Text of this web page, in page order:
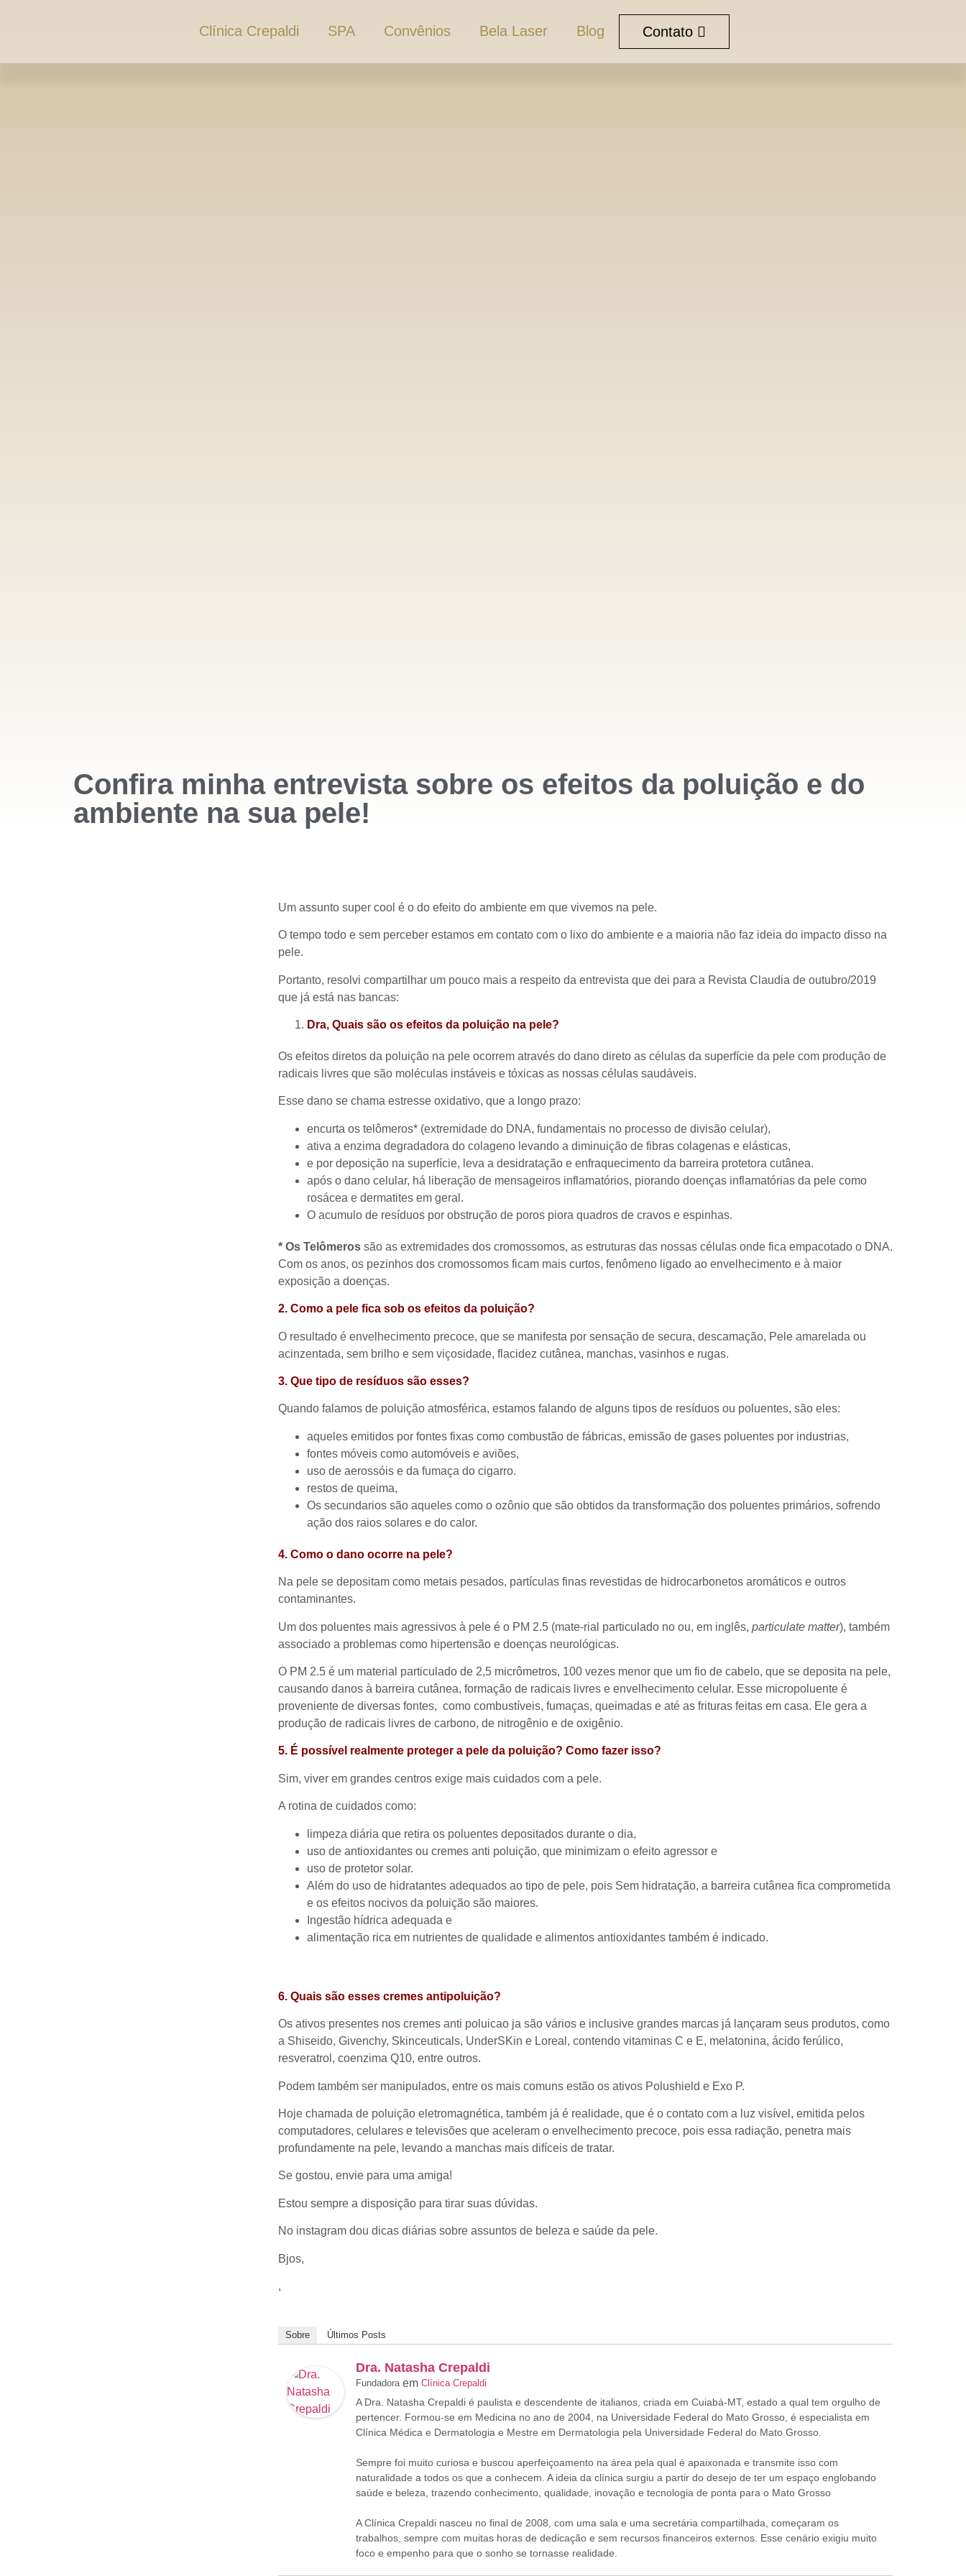
Clínica Crepaldi SPA Convênios Bela Laser Blog Contato
Confira minha entrevista sobre os efeitos da poluição e do
ambiente na sua pele!
Um assunto super cool é o do efeito do ambiente em que vivemos na pele.
O tempo todo e sem perceber estamos em contato com o lixo do ambiente e a maioria não faz ideia do impacto disso na
pele.
Portanto, resolvi compartilhar um pouco mais a respeito da entrevista que dei para a Revista Claudia de outubro/2019
que já está nas bancas:
Dra, Quais são os efeitos da poluição na pele?
Os efeitos diretos da poluição na pele ocorrem através do dano direto as células da superfície da pele com produção de
radicais livres que são moléculas instáveis e tóxicas as nossas células saudáveis.
Esse dano se chama estresse oxidativo, que a longo prazo:
encurta os telômeros* (extremidade do DNA, fundamentais no processo de divisão celular),
ativa a enzima degradadora do colageno levando a diminuição de fibras colagenas e elásticas,
e por deposição na superfície, leva a desidratação e enfraquecimento da barreira protetora cutânea.
após o dano celular, há liberação de mensageiros inflamatórios, piorando doenças inflamatórias da pele como
rosácea e dermatites em geral.
O acumulo de resíduos por obstrução de poros piora quadros de cravos e espinhas.
* Os Telômeros são as extremidades dos cromossomos, as estruturas das nossas células onde fica empacotado o DNA.
Com os anos, os pezinhos dos cromossomos ficam mais curtos, fenômeno ligado ao envelhecimento e à maior
exposição a doenças.
2. Como a pele fica sob os efeitos da poluição?
O resultado é envelhecimento precoce, que se manifesta por sensação de secura, descamação, Pele amarelada ou
acinzentada, sem brilho e sem viçosidade, flacidez cutânea, manchas, vasinhos e rugas.
3. Que tipo de resíduos são esses?
Quando falamos de poluição atmosférica, estamos falando de alguns tipos de resíduos ou poluentes, são eles:
aqueles emitidos por fontes fixas como combustão de fábricas, emissão de gases poluentes por industrias,
fontes móveis como automóveis e aviões,
uso de aerossóis e da fumaça do cigarro.
restos de queima,
Os secundarios são aqueles como o ozônio que são obtidos da transformação dos poluentes primários, sofrendo
ação dos raios solares e do calor.
4. Como o dano ocorre na pele?
Na pele se depositam como metais pesados, partículas finas revestidas de hidrocarbonetos aromáticos e outros
contaminantes.
Um dos poluentes mais agressivos à pele é o PM 2.5 (mate-rial particulado no ou, em inglês, particulate matter), também
associado a problemas como hipertensão e doenças neurológicas.
O PM 2.5 é um material particulado de 2,5 micrômetros, 100 vezes menor que um fio de cabelo, que se deposita na pele,
causando danos à barreira cutânea, formação de radicais livres e envelhecimento celular. Esse micropoluente é
proveniente de diversas fontes, como combustíveis, fumaças, queimadas e até as frituras feitas em casa. Ele gera a
produção de radicais livres de carbono, de nitrogênio e de oxigênio.
5. É possível realmente proteger a pele da poluição? Como fazer isso?
Sim, viver em grandes centros exige mais cuidados com a pele.
A rotina de cuidados como:
limpeza diária que retira os poluentes depositados durante o dia,
uso de antioxidantes ou cremes anti poluição, que minimizam o efeito agressor e
uso de protetor solar.
Além do uso de hidratantes adequados ao tipo de pele, pois Sem hidratação, a barreira cutânea fica comprometida
e os efeitos nocivos da poluição são maiores.
Ingestão hídrica adequada e
alimentação rica em nutrientes de qualidade e alimentos antioxidantes também é indicado.
6. Quais são esses cremes antipoluição?
Os ativos presentes nos cremes anti poluicao ja são vários e inclusive grandes marcas já lançaram seus produtos, como
a Shiseido, Givenchy, Skinceuticals, UnderSKin e Loreal, contendo vitaminas C e E, melatonina, ácido ferúlico,
resveratrol, coenzima Q10, entre outros.
Podem também ser manipulados, entre os mais comuns estão os ativos Polushield e Exo P.
Hoje chamada de poluição eletromagnética, também já é realidade, que é o contato com a luz visível, emitida pelos
computadores, celulares e televisões que aceleram o envelhecimento precoce, pois essa radiação, penetra mais
profundamente na pele, levando a manchas mais difíceis de tratar.
Se gostou, envie para uma amiga!
Estou sempre a disposição para tirar suas dúvidas.
No instagram dou dicas diárias sobre assuntos de beleza e saúde da pele.
Bjos,
,
Sobre Últimos Posts
Dra. Natasha Crepaldi
Fundadoraem Clínica Crepaldi
A Dra. Natasha Crepaldi é paulista e descendente de italianos, criada em Cuiabá-MT, estado a qual tem orgulho de
pertencer. Formou-se em Medicina no ano de 2004, na Universidade Federal do Mato Grosso, é especialista em
Clínica Médica e Dermatologia e Mestre em Dermatologia pela Universidade Federal do Mato Grosso.
Sempre foi muito curiosa e buscou aperfeiçoamento na área pela qual é apaixonada e transmite isso com
naturalidade a todos os que a conhecem. A ideia da clínica surgiu a partir do desejo de ter um espaço englobando
saúde e beleza, trazendo conhecimento, qualidade, inovação e tecnologia de ponta para o Mato Grosso
A Clínica Crepaldi nasceu no final de 2008, com uma sala e uma secretária compartilhada, começaram os
trabalhos, sempre com muitas horas de dedicação e sem recursos financeiros externos. Esse cenário exigiu muito
foco e empenho para que o sonho se tornasse realidade.